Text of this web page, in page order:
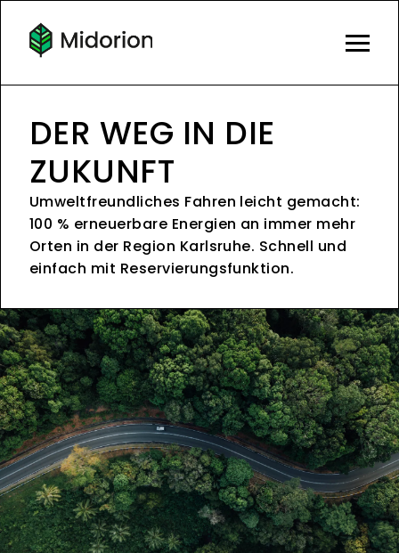
DER WEG IN DIE
ZUKUNFT
Umweltfreundliches Fahren leicht gemacht:
100 % erneuerbare Energien an immer mehr
Orten in der Region Karlsruhe. Schnell und
einfach mit Reservierungsfunktion.